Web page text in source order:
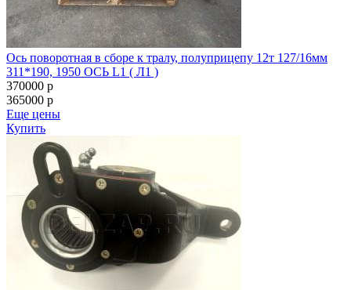
Ось поворотная в сборе к тралу, полуприцепу 12т 127/16мм
311*190, 1950 ОСЬ L1 ( Л1 )
370000 p
365000 p
Еще цены
Купить